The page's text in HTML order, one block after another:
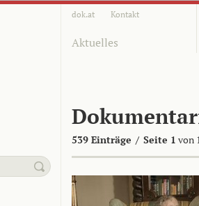
dok.at Kontakt
Aktuelles
539 Einträge / Seite 1 von